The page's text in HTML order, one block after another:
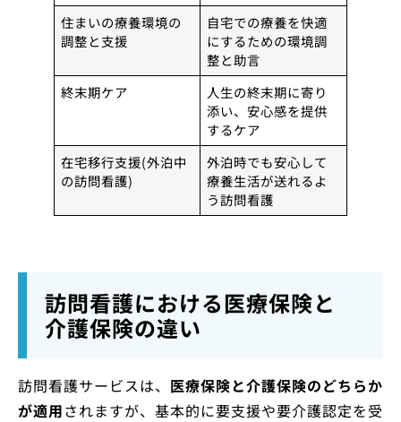
住まいの療養環境の
調整と支援
自宅での療養を快適
にするための環境調
整と助言
終末期ケア
人生の終末期に寄り
添い、安心感を提供
するケア
在宅移行支援(外泊中
の訪問看護)
外泊時でも安心して
療養生活が送れるよ
う訪問看護
訪問看護における医療保険と
介護保険の違い
訪問看護サービスは、 医療保険と介護保険のどちらか
が適用されますが、基本的に要支援や要介護認定を受